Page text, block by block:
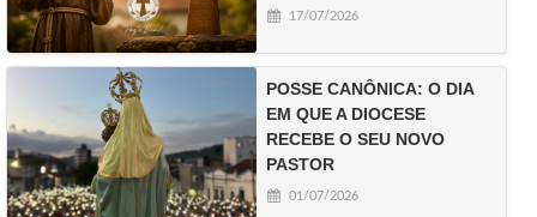
17/07/2026
POSSE CANÔNICA: O DIA
EM QUE A DIOCESE
RECEBE O SEU NOVO
PASTOR
01/07/2026